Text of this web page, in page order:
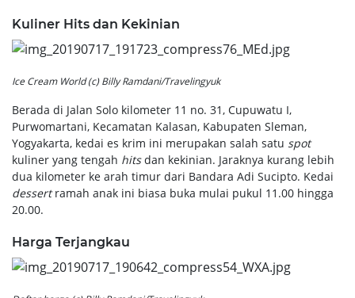
Kuliner Hits dan Kekinian
Ice Cream World (c) Billy Ramdani/Travelingyuk
Berada di Jalan Solo kilometer 11 no. 31, Cupuwatu I,
Purwomartani, Kecamatan Kalasan, Kabupaten Sleman,
Yogyakarta, kedai es krim ini merupakan salah satu spot
kuliner yang tengah hitsdan kekinian. Jaraknya kurang lebih
dua kilometer ke arah timur dari Bandara Adi Sucipto. Kedai
dessertramah anak ini biasa buka mulai pukul 11.00 hingga
20.00.
Harga Terjangkau